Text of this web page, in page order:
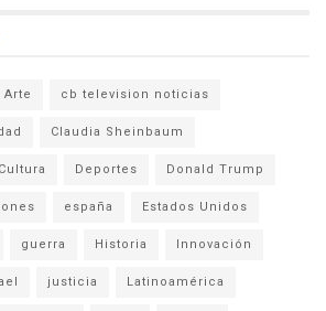
Arte cb television noticias
Claudia Sheinbaum
Cultura Deportes Donald Trump
españa Estados Unidos
guerra Historia Innovación
justicia Latinoamérica